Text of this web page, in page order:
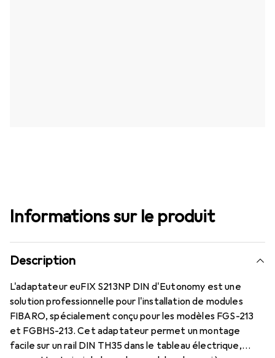
Informations sur le produit
Description
L'adaptateur euFIX S213NP DIN d'Eutonomy est une
solution professionnelle pour l'installation de modules
FIBARO, spécialement conçu pour les modèles FGS-213
et FGBHS-213. Cet adaptateur permet un montage
facile sur un rail DIN TH35 dans le tableau électrique,